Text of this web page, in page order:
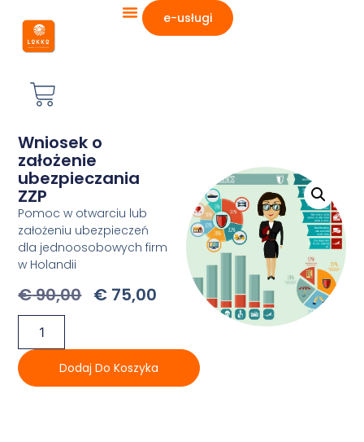
e-usługi
Wniosek o
założenie
ubezpieczania
ZZP
Pomoc w otwarciu lub
założeniu ubezpieczeń
dla jednoosobowych firm
w Holandii
€90,00 € 75,00
Dodaj Do Koszyka